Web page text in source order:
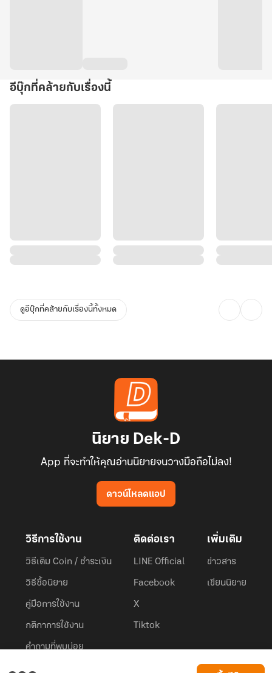
อีบุ๊กที่คล้ายกับเรื่องนี้
ดูอีบุ๊กที่คล้ายกับเรื่องนี้ทั้งหมด
นิยาย Dek-D
App ที่จะทำให้คุณอ่านนิยายจนวางมือถือไม่ลง!
ดาวน์โหลดแอป
วิธีการใช้งาน
วิธีเติม Coin / ชำระเงิน
วิธีซื้อนิยาย
คู่มือการใช้งาน
กติกาการใช้งาน
คำถามที่พบบ่อย
ติดต่อเรา
LINE Official
Facebook
X
Tiktok
เพิ่มเติม
ข่าวสาร
เขียนนิยาย